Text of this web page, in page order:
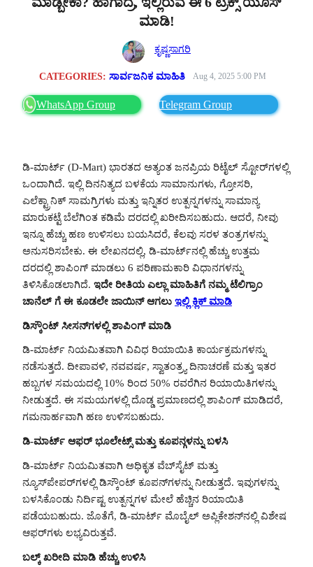
ಮಾಡಿ!
ಕೃಷ್ಣಸಾಗರಿ
CATEGORIES:ಸಾರ್ವಜನಿಕ ಮಾಹಿತಿ Aug 4, 2025 5:00 PM
WhatsApp Group Telegram Group
ಡಿ-ಮಾರ್ಟ್ (D-Mart) ಭಾರತದ ಅತ್ಯಂತ ಜನಪ್ರಿಯ ರಿಟೈಲ್ ಸ್ಟೋರ್‌ಗಳಲ್ಲಿ
ಒಂದಾಗಿದೆ. ಇಲ್ಲಿ ದಿನನಿತ್ಯದ ಬಳಕೆಯ ಸಾಮಾನುಗಳು, ಗ್ರೋಸರಿ,
ಎಲೆಕ್ಟ್ರಾನಿಕ್ ಸಾಮಗ್ರಿಗಳು ಮತ್ತು ಇನ್ನಿತರ ಉತ್ಪನ್ನಗಳನ್ನು ಸಾಮಾನ್ಯ
ಮಾರುಕಟ್ಟೆ ಬೆಲೆಗಿಂತ ಕಡಿಮೆ ದರದಲ್ಲಿ ಖರೀದಿಸಬಹುದು. ಆದರೆ, ನೀವು
ಇನ್ನೂ ಹೆಚ್ಚು ಹಣ ಉಳಿಸಲು ಬಯಸಿದರೆ, ಕೆಲವು ಸರಳ ತಂತ್ರಗಳನ್ನು
ಅನುಸರಿಸಬೇಕು. ಈ ಲೇಖನದಲ್ಲಿ, ಡಿ-ಮಾರ್ಟ್‌ನಲ್ಲಿ ಹೆಚ್ಚು ಉತ್ತಮ
ದರದಲ್ಲಿ ಶಾಪಿಂಗ್ ಮಾಡಲು 6 ಪರಿಣಾಮಕಾರಿ ವಿಧಾನಗಳನ್ನು
ತಿಳಿಸಿಕೊಡಲಾಗಿದೆ. ಇದೇ ರೀತಿಯ ಎಲ್ಲಾ ಮಾಹಿತಿಗೆ ನಮ್ಮ ಟೆಲಿಗ್ರಾಂ
ಚಾನೆಲ್ ಗೆ ಈ ಕೂಡಲೇ ಜಾಯಿನ್ ಆಗಲು ಇಲ್ಲಿ ಕ್ಲಿಕ್ ಮಾಡಿ
ಡಿಸ್ಕೌಂಟ್ ಸೀಸನ್‌ಗಳಲ್ಲಿ ಶಾಪಿಂಗ್ ಮಾಡಿ
ಡಿ-ಮಾರ್ಟ್ ನಿಯಮಿತವಾಗಿ ವಿವಿಧ ರಿಯಾಯಿತಿ ಕಾರ್ಯಕ್ರಮಗಳನ್ನು
ನಡೆಸುತ್ತದೆ. ದೀಪಾವಳಿ, ನವವರ್ಷ, ಸ್ವಾತಂತ್ರ್ಯ ದಿನಾಚರಣೆ ಮತ್ತು ಇತರ
ಹಬ್ಬಗಳ ಸಮಯದಲ್ಲಿ 10% ರಿಂದ 50% ರವರೆಗಿನ ರಿಯಾಯಿತಿಗಳನ್ನು
ನೀಡುತ್ತದೆ. ಈ ಸಮಯಗಳಲ್ಲಿ ದೊಡ್ಡ ಪ್ರಮಾಣದಲ್ಲಿ ಶಾಪಿಂಗ್ ಮಾಡಿದರೆ,
ಗಮನಾರ್ಹವಾಗಿ ಹಣ ಉಳಿಸಬಹುದು.
ಡಿ-ಮಾರ್ಟ್ ಆಫರ್ ಭೂಲೇಟ್ಸ್ ಮತ್ತು ಕೂಪನ್ಗಳನ್ನು ಬಳಸಿ
ಡಿ-ಮಾರ್ಟ್ ನಿಯಮಿತವಾಗಿ ಅಧಿಕೃತ ವೆಬ್‌ಸೈಟ್ ಮತ್ತು
ನ್ಯೂಸ್‌ಪೇಪರ್‌ಗಳಲ್ಲಿ ಡಿಸ್ಕೌಂಟ್ ಕೂಪನ್‌ಗಳನ್ನು ನೀಡುತ್ತದೆ. ಇವುಗಳನ್ನು
ಬಳಸಿಕೊಂಡು ನಿರ್ದಿಷ್ಟ ಉತ್ಪನ್ನಗಳ ಮೇಲೆ ಹೆಚ್ಚಿನ ರಿಯಾಯಿತಿ
ಪಡೆಯಬಹುದು. ಜೊತೆಗೆ, ಡಿ-ಮಾರ್ಟ್ ಮೊಬೈಲ್ ಅಪ್ಲಿಕೇಶನ್‌ನಲ್ಲಿ ವಿಶೇಷ
ಆಫರ್‌ಗಳು ಲಭ್ಯವಿರುತ್ತವೆ.
ಬಲ್ಕ್ ಖರೀದಿ ಮಾಡಿ ಹೆಚ್ಚು ಉಳಿಸಿ